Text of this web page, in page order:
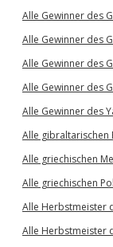
Alle Gewinner des
Alle Gewinner des
Alle Gewinner des
Alle Gewinner des
Alle Gewinner des
Alle gibraltarischen
Alle griechischen
Alle griechischen
Alle Herbstmeister
Alle Herbstmeister